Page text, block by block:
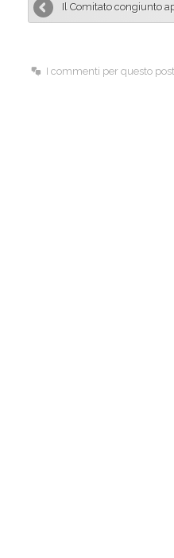
o
d
Il Comitato congiunto
I commenti per questo